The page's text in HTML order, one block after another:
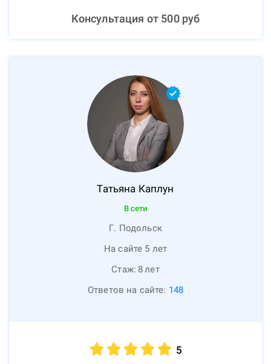
Консультация от 500руб
Татьяна Каплун
В сети
Г. Подольск
На сайте 5 лет
Стаж: 8лет
Ответов на сайте: 148
5